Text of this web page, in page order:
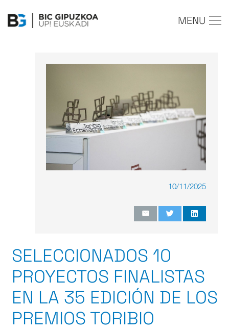
MENU
10/11/2025
SELECCIONADOS 10
PROYECTOS FINALISTAS
EN LA 35 EDICIÓN DE LOS
PREMIOS TORIBIO